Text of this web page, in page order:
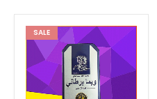
SALE